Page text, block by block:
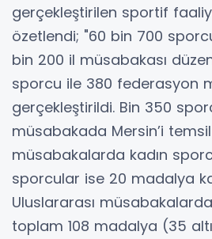
gerçekleştirilen sportif
özetlendi; "60 bin 700
bin 200 il müsabakası
sporcu ile 380 federasyon
gerçekleştirildi. Bin 350
müsabakada Mersin’i
müsabakalarda kadın
sporcular ise 20 madalya
Uluslararası
toplam 108 madalya (35